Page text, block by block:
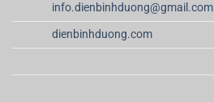
info.dienbinhduong@gmail.com
dienbinhduong.com